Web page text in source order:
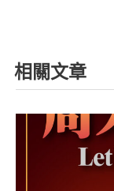
相關文章